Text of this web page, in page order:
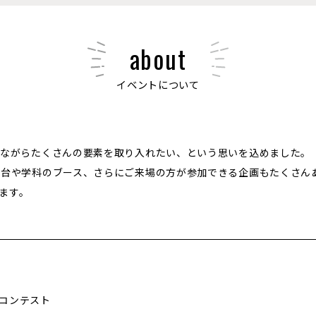
about
イベントについて
がらたくさんの要素を取り入れたい、という思いを込めました。
や学科のブース、さらにご来場の方が参加できる企画もたくさん
。
ンテスト